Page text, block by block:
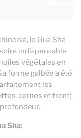
100ml
le Gua Sha
indispensable
végétales en
forme galbée a été
les
cernes et front)
Sha: